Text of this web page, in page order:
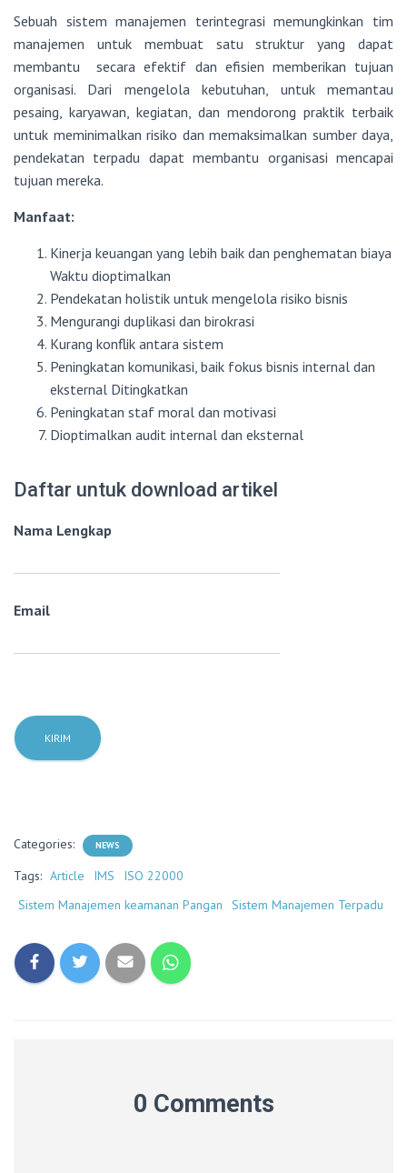
Sebuah sistem manajemen terintegrasi memungkinkan tim
manajemen untuk membuat satu struktur yang dapat
membantu secara efektif dan efisien memberikan tujuan
organisasi. Dari mengelola kebutuhan, untuk memantau
pesaing, karyawan, kegiatan, dan mendorong praktik terbaik
untuk meminimalkan risiko dan memaksimalkan sumber daya,
pendekatan terpadu dapat membantu organisasi mencapai
tujuan mereka.
Manfaat:
Kinerja keuangan yang lebih baik dan penghematan biaya
Waktu dioptimalkan
Pendekatan holistik untuk mengelola risiko bisnis
Mengurangi duplikasi dan birokrasi
Kurang konflik antara sistem
Peningkatan komunikasi, baik fokus bisnis internal dan
eksternal Ditingkatkan
Peningkatan staf moral dan motivasi
Dioptimalkan audit internal dan eksternal
Daftar untuk download artikel
Nama Lengkap
Email
Categories: NEWS
Tags: Article IMS
ISO 22000
Sistem Manajemen keamanan Pangan
Sistem Manajemen Terpadu
0 Comments